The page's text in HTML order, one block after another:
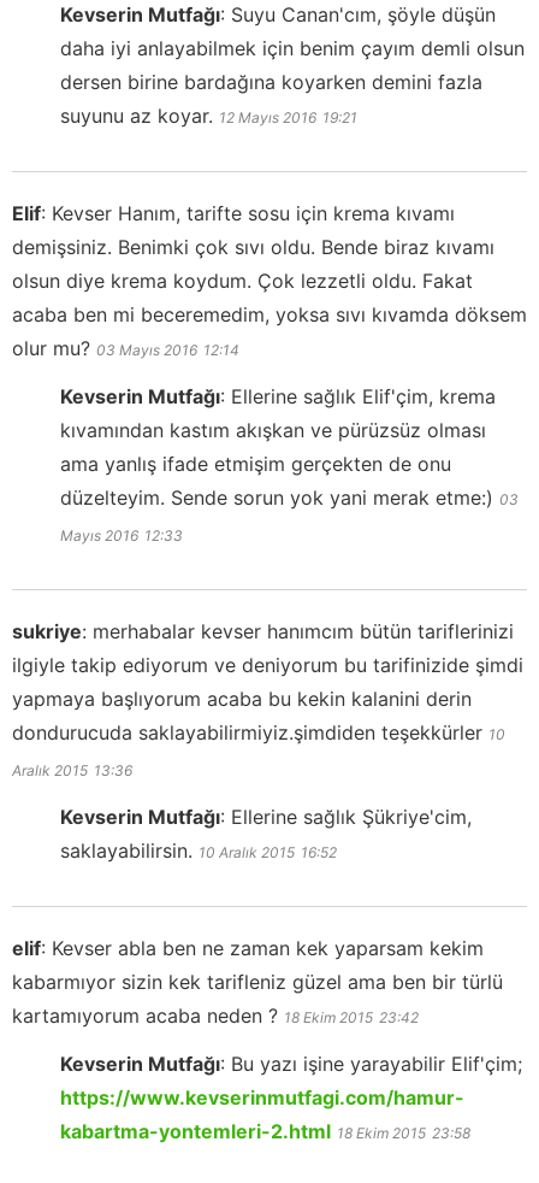
Kevserin Mutfağı: Suyu Canan'cım, şöyle düşün
daha iyi anlayabilmek için benim çayım demli olsun
dersen birine bardağına koyarken demini fazla
suyunu az koyar. 12 Mayıs 2016 19:21
Elif: Kevser Hanım, tarifte sosu için krema kıvamı
demişsiniz. Benimki çok sıvı oldu. Bende biraz kıvamı
olsun diye krema koydum. Çok lezzetli oldu. Fakat
acaba ben mi beceremedim, yoksa sıvı kıvamda döksem
olur mu? 03 Mayıs 2016 12:14
Kevserin Mutfağı: Ellerine sağlık Elif'çim, krema
kıvamından kastım akışkan ve pürüzsüz olması
ama yanlış ifade etmişim gerçekten de onu
düzelteyim. Sende sorun yok yani merak etme:) 03
Mayıs 2016 12:33
sukriye: merhabalar kevser hanımcım bütün tariflerinizi
ilgiyle takip ediyorum ve deniyorum bu tarifinizide şimdi
yapmaya başlıyorum acaba bu kekin kalanini derin
dondurucuda saklayabilirmiyiz.şimdiden teşekkürler 10
Aralık 2015 13:36
Kevserin Mutfağı: Ellerine sağlık Şükriye'cim,
saklayabilirsin. 10 Aralık 2015 16:52
elif: Kevser abla ben ne zaman kek yaparsam kekim
kabarmıyor sizin kek tarifleniz güzel ama ben bir türlü
kartamıyorum acaba neden ? 18 Ekim 2015 23:42
Kevserin Mutfağı: Bu yazı işine yarayabilir Elif'çim;
https://www.kevserinmutfagi.com/hamur-
kabartma-yontemleri-2.html 18 Ekim 2015 23:58